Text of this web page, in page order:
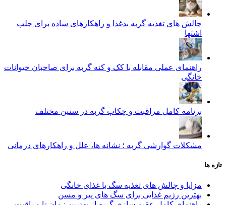
چالش‌ های تغذیه گربه بدغذا و راهکارهای ساده برای جلب
اشتها
راهنمای عملی مقابله با کک و کنه گربه برای صاحبان حیوانات
خانگی
برنامه کامل مراقبت و چکاپ گربه در سنین مختلف
مشکلات گوارشی گربه ؛ نشانه‌ ها، علل و راهکارهای درمانی
تازه ها
مزایا و چالش‌ های تغذیه سگ با غذای خانگی
بهترین رژیم غذایی برای سگ‌ های پیر و مسن